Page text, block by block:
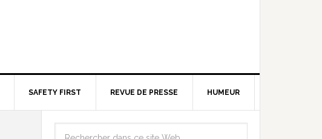
SAFETY FIRST REVUE DE PRESSE HUMEUR